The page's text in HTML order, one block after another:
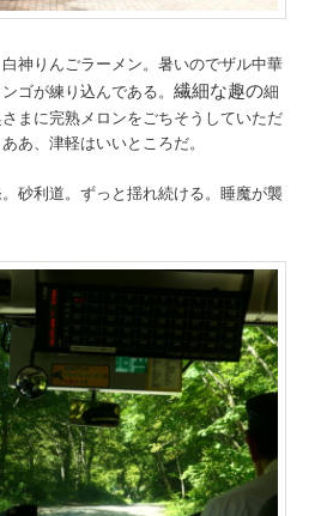
神りんごラーメン。暑いのでザル中華
ゴが練り込んである。繊細な趣の細
まに完熟メロンをごちそうしていただ
あ、津軽はいいところだ。
砂利道。ずっと揺れ続ける。睡魔が襲